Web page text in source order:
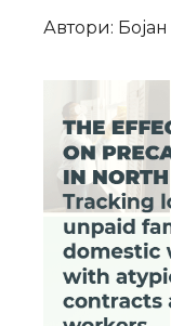
Автори: